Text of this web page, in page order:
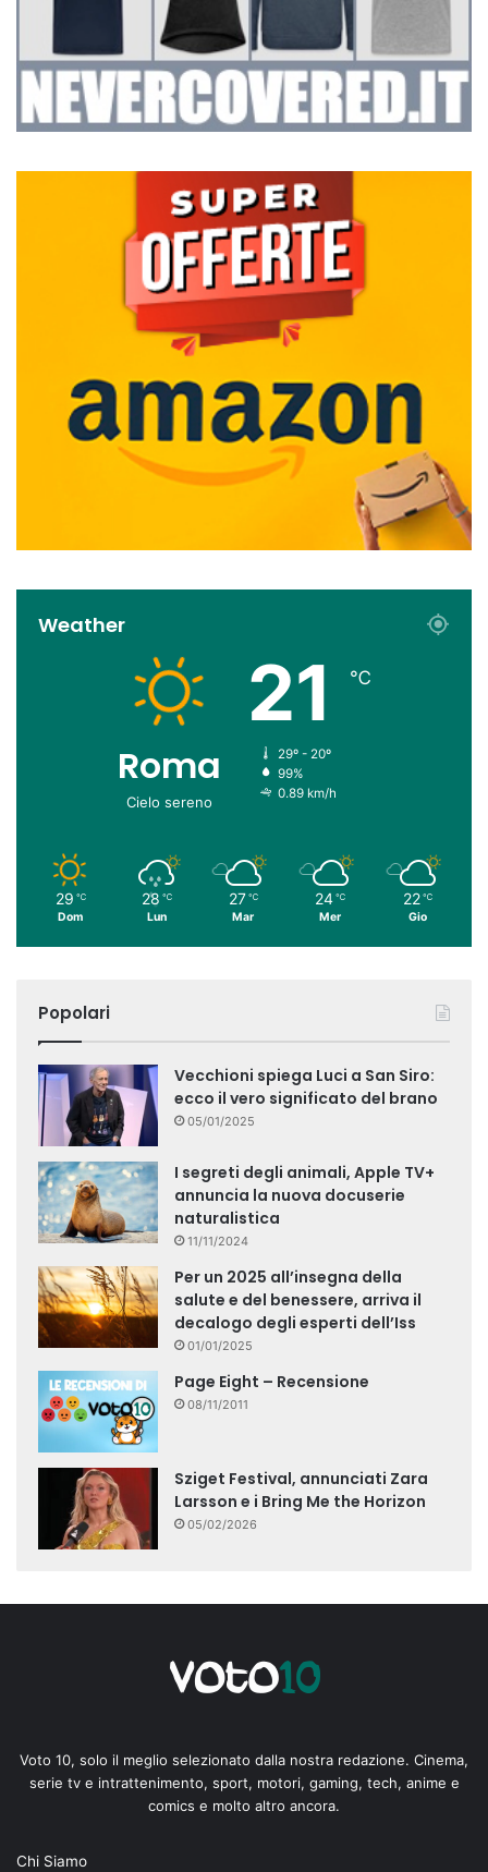
Weather
Roma
Cielo sereno
21 ℃
29º - 20º
99%
0.89 km/h
29 ℃
Dom
28 ℃
Lun
27 ℃
Mar
24 ℃
Mer
22 ℃
Gio
Popolari
Vecchioni spiega Luci a San Siro:
ecco il vero significato del brano
05/01/2025
I segreti degli animali, Apple TV+
annuncia la nuova docuserie
naturalistica
11/11/2024
Per un 2025 all’insegna della
salute e del benessere, arriva il
decalogo degli esperti dell’Iss
01/01/2025
Page Eight – Recensione
08/11/2011
Sziget Festival, annunciati Zara
Larsson e i Bring Me the Horizon
05/02/2026
Voto 10, solo il meglio selezionato dalla nostra redazione. Cinema,
serie tv e intrattenimento, sport, motori, gaming, tech, anime e
comics e molto altro ancora.
Chi Siamo